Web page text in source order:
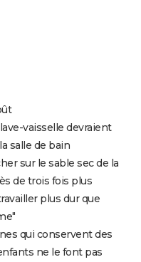
vaisselle devraient
salle de bain
sur le sable sec de la
de trois fois plus
plus dur que
qui conservent des
ne le font pas